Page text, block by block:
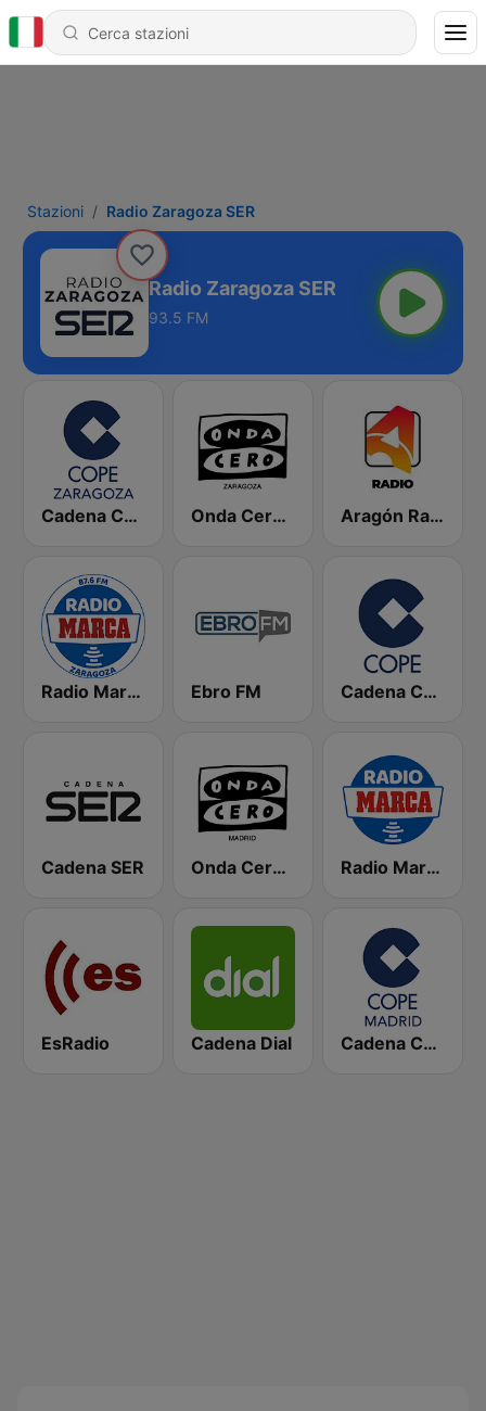
Stazioni Radio Zaragoza SER
Radio Zaragoza SER
93.5 FM
Cadena COPE Zaragoza Onda Cero Zaragoza Aragón Radio
Radio Marca Zaragoza Ebro FM Cadena COPE
Cadena SER Onda Cero Madrid Radio Marca Nacional
EsRadio Cadena Dial Cadena COPE Madrid